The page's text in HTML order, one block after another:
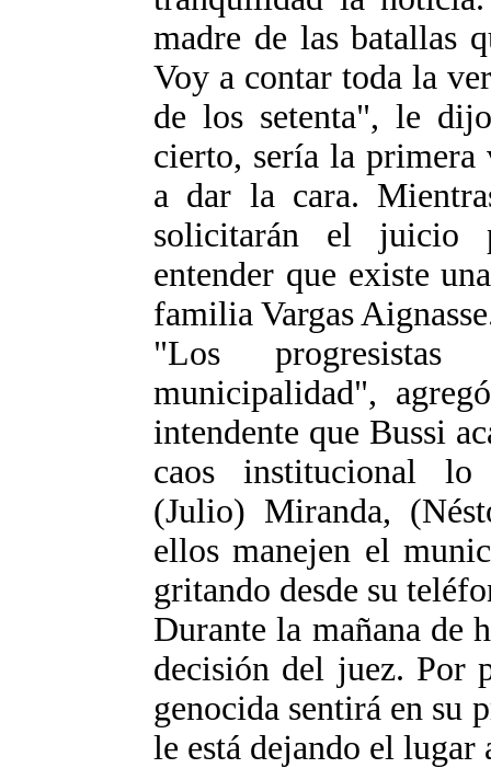
madre de las batallas
Voy a contar toda la
de los setenta", le
cierto, sería la primera
a dar la cara.
solicitarán el juicio
entender que existe
familia Vargas
"Los
municipalidad",
intendente que Bussi
caos institucional lo
(Julio) Miranda,
ellos manejen el
gritando desde su
Durante la mañana de
decisión del juez. Por
genocida sentirá en su
le está dejando el lugar